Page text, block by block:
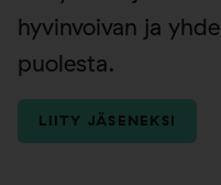
hyvinvoivan ja
puolesta.
LIITY JÄSENEKSI